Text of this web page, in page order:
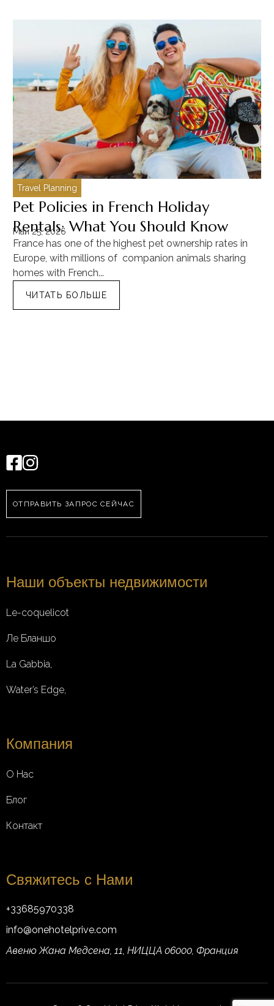
Travel Planning
Pet Policies in French Holiday
Rentals: What You Should Know
Май 25, 2026
France has one of the highest pet ownership rates in
Europe, with millions of companion animals sharing
homes with French...
ЧИТАТЬ БОЛЬШЕ
ОТПРАВИТЬ ЗАПРОС СЕЙЧАС
Наши объекты недвижимости
Le-coquelicot
Ле Бланшо
La Gabbia,
Water’s Edge,
Компания
О Нас
Блог
Контакт
Свяжитесь с Нами
+33685970338
info@onehotelprive.com
Авеню Жана Медсена, 11, НИЦЦА 06000, Франция